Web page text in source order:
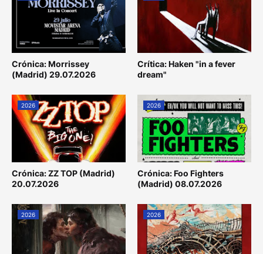
Crónica: Morrissey
(Madrid) 29.07.2026
Crítica: Haken "in a fever
dream"
2026
Crónica: ZZ TOP (Madrid)
20.07.2026
2026
Crónica: Foo Fighters
(Madrid) 08.07.2026
2026 2026